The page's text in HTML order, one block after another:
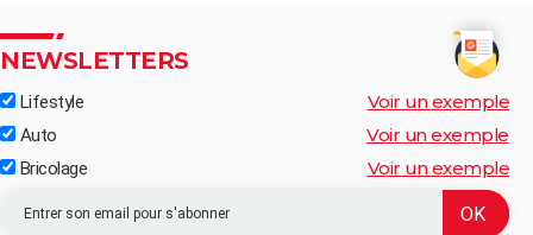
NEWSLETTERS
Lifestyle Voir un exemple
Auto Voir un exemple
Bricolage Voir un exemple